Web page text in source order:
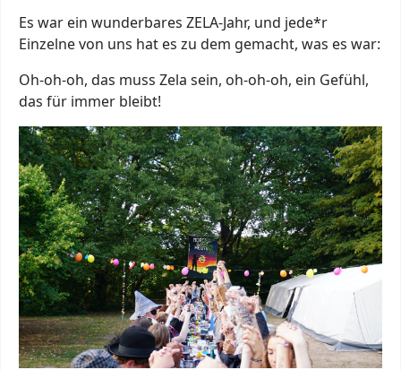
Es war ein wunderbares ZELA-Jahr, und jede*r
Einzelne von uns hat es zu dem gemacht, was es war:
Oh-oh-oh, das muss Zela sein, oh-oh-oh, ein Gefühl,
das für immer bleibt!